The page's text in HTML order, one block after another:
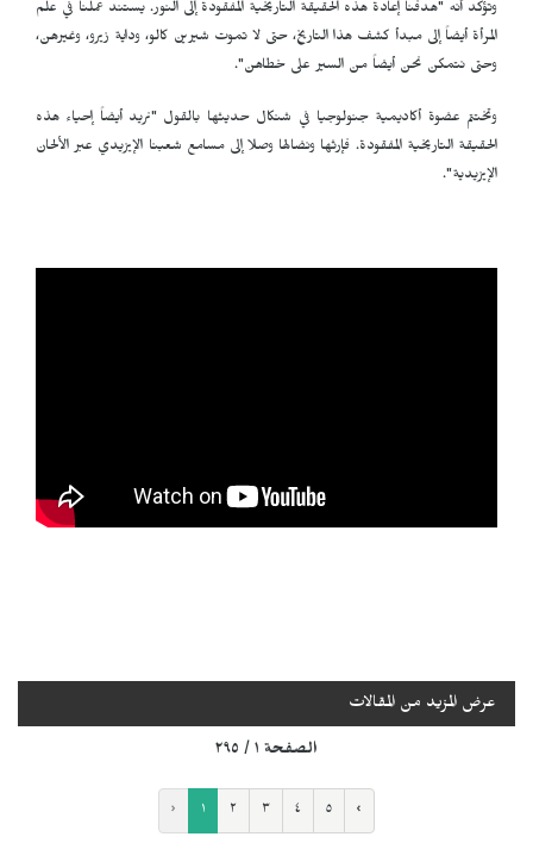
وتؤكد أنه "هدفنا إعادة هذه الحقيقة التاريخية المفقودة إلى النور. يستند عملنا في علم
المرأة أيضاً إلى مبدأ كشف هذا التاريخ، حتى لا تموت شيرين كالو، وداية زيرو، وغيرهن،
وحتى نتمكن نحن أيضاً من السير على خطاهن".
وتختتم عضوة أكاديمية جنولوجيا في شنكال حديثها بالقول "نريد أيضاً إحياء هذه
الحقيقة التاريخية المفقودة. فإرثها ونضالها وصلا إلى مسامع شعبنا الإيزيدي عبر الألحان
الإيزيدية".
عرض المزيد من المقالات
الصفحة ١ / ٢٩٥
‹ ١ ٢ ٣ ٤ ٥ ›